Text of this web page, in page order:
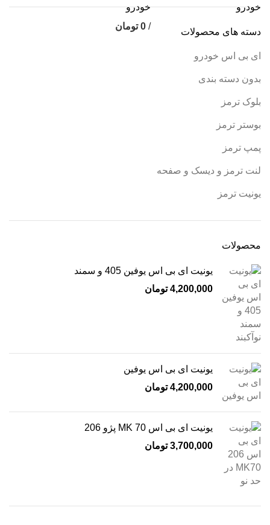
/
0 تومان
دسته های محصولات
ای بی اس خودرو
بدون دسته بندی
بلوک ترمز
بوستر ترمز
پمپ ترمز
لنت ترمز و دیسک و صفحه
یونیت ترمز
محصولات
یونیت ای بی اس یوفین 405 و سمند
تومان
یونیت ای بی اس یوفین
تومان
یونیت ای بی اس MK 70 پژو 206
تومان